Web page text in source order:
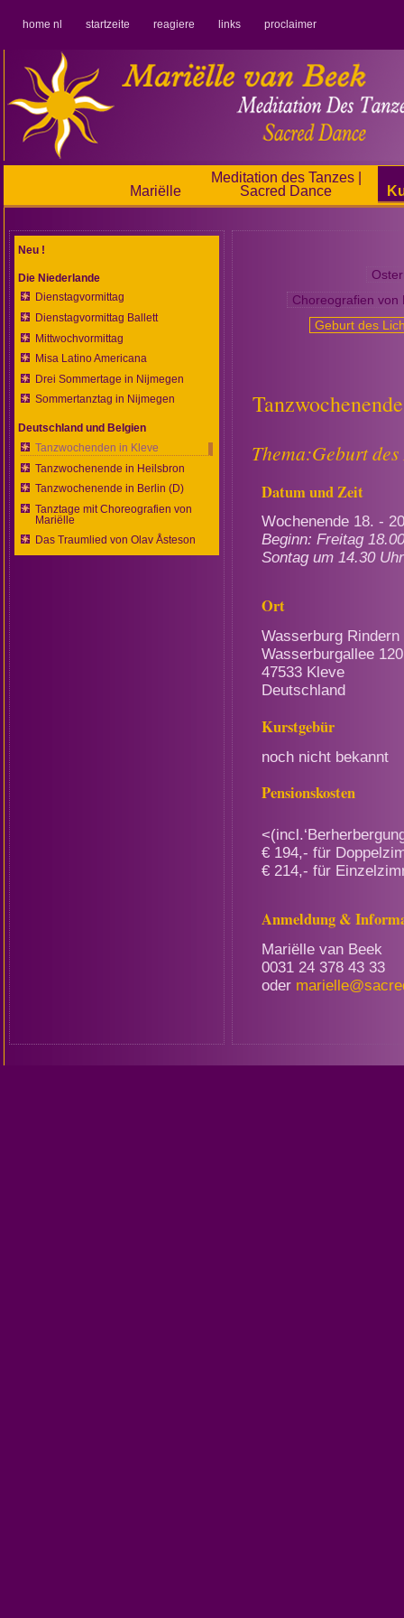
home nl startzeite reagiere links proclaimer
Mariëlle
Meditation des Tanzes |
Sacred Dance
Neu !
Die Niederlande
Dienstagvormittag
Dienstagvormittag Ballett
Mittwochvormittag
Misa Latino Americana
Drei Sommertage in Nijmegen
Sommertanztag in Nijmegen
Deutschland und Belgien
Tanzwochenden in Kleve
Tanzwochenende in Heilsbron
Tanzwochenende in Berlin (D)
Tanztage mit Choreografien von
Mariëlle
Das Traumlied von Olav Åsteson
Choreografien von
Geburt des
Thema:Geburt
Datum und Zeit
Wochenende 18. -
Beginn: Freitag
Sontag um 14.30 Uhr
Ort
Wasserburg Rindern
Wasserburgallee 120
47533 Kleve
Deutschland
Kurstgebür
noch nicht bekannt
Pensionskosten
€ 194,- für
€ 214,- für
Anmeldung &
Mariëlle van Beek
0031 24 378 43 33
oder